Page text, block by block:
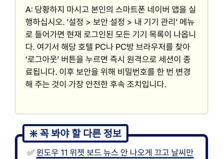
A: 당황하지 마시고 본인의 스마트폰 네이버 앱을 실
행하십시오. ‘설정 > 보안 설정 > 내 기기 관리’ 메뉴
로 들어가면 현재 로그인된 모든 기기 목록이 나옵니
다. 여기서 해당 호텔 PC나 PC방 브라우저를 찾아
‘로그아웃’ 버튼을 누르면 즉시 원격으로 세션이 종
료됩니다. 이후 보안을 위해 비밀번호를 한 번 변경
해 주는 것이 가장 안전한 후속 조치입니다.
✅ 윈도우 11 위젯 보드 뉴스 안 나오게 끄고 날씨만